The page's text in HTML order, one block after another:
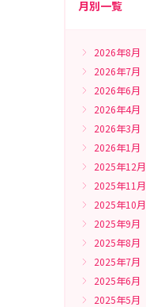
月別一覧
2026年8月
2026年7月
2026年6月
2026年4月
2026年3月
2026年1月
2025年12月
2025年11月
2025年10月
2025年9月
2025年8月
2025年7月
2025年6月
2025年5月